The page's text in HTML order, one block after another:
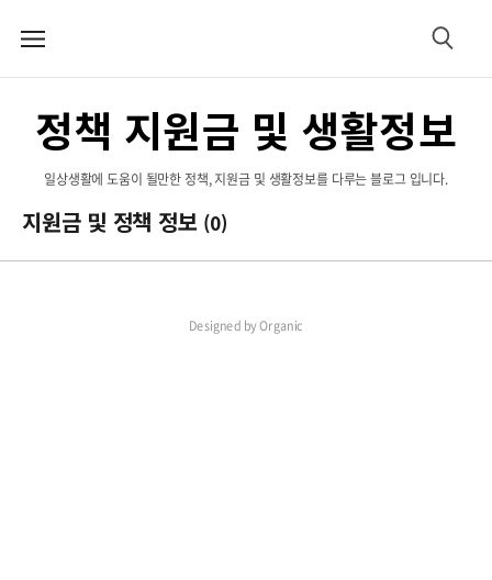
메
검
정책 지원금 및 생활정보
일상생활에 도움이 될만한 정책, 지원금 및 생활정보를 다루는 블로그 입니다.
지원금 및 정책 정보 (0)
Designed byOrganic